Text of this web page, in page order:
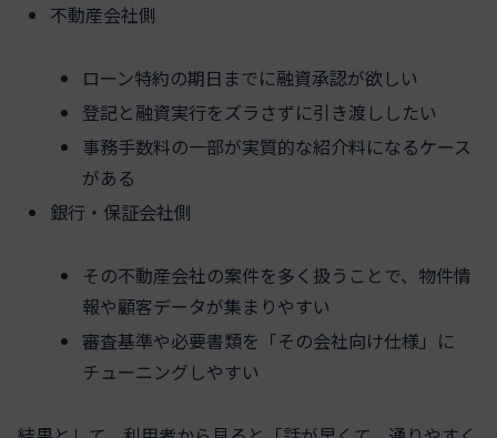
不動産会社側
ローン特約の期日までに融資承認が欲しい
登記と融資実行をズラさずに引き渡ししたい
事務手数料の一部が実質的な紹介料になるケース
がある
銀行・保証会社側
その不動産会社の案件を多く扱うことで、物件情
報や顧客データが集まりやすい
審査基準や必要書類を「その会社向け仕様」に
チューニングしやすい